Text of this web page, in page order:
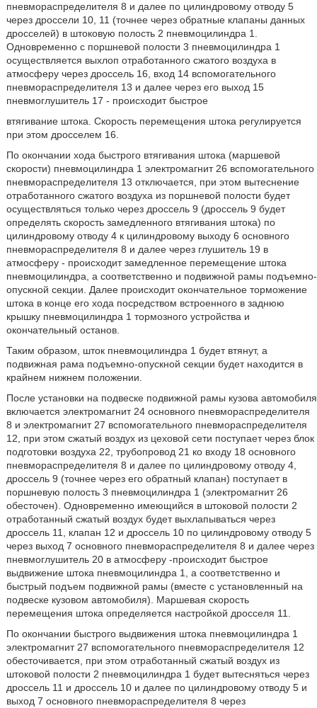
пневмораспределителя 8 и далее по цилиндровому отводу 5
через дроссели 10, 11 (точнее через обратные клапаны данных
дросселей) в штоковую полость 2 пневмоцилиндра 1.
Одновременно с поршневой полости 3 пневмоцилиндра 1
осуществляется выхлоп отработанного сжатого воздуха в
атмосферу через дроссель 16, вход 14 вспомогательного
пневмораспределителя 13 и далее через его выход 15
пневмоглушитель 17 - происходит быстрое
втягивание штока. Скорость перемещения штока регулируется
при этом дросселем 16.
По окончании хода быстрого втягивания штока (маршевой
скорости) пневмоцилиндра 1 электромагнит 26 вспомогательного
пневмораспределителя 13 отключается, при этом вытеснение
отработанного сжатого воздуха из поршневой полости будет
осуществляться только через дроссель 9 (дроссель 9 будет
определять скорость замедленного втягивания штока) по
цилиндровому отводу 4 к цилиндровому выходу 6 основного
пневмораспределителя 8 и далее через глушитель 19 в
атмосферу - происходит замедленное перемещение штока
пневмоцилиндра, а соответственно и подвижной рамы подъемно-
опускной секции. Далее происходит окончательное торможение
штока в конце его хода посредством встроенного в заднюю
крышку пневмоцилиндра 1 тормозного устройства и
окончательный останов.
Таким образом, шток пневмоцилиндра 1 будет втянут, а
подвижная рама подъемно-опускной секции будет находится в
крайнем нижнем положении.
После установки на подвеске подвижной рамы кузова автомобиля
включается электромагнит 24 основного пневмораспределителя
8 и электромагнит 27 вспомогательного пневмораспределителя
12, при этом сжатый воздух из цеховой сети поступает через блок
подготовки воздуха 22, трубопровод 21 ко входу 18 основного
пневмораспределителя 8 и далее по цилиндровому отводу 4,
дроссель 9 (точнее через его обратный клапан) поступает в
поршневую полость 3 пневмоцилиндра 1 (электромагнит 26
обесточен). Одновременно имеющийся в штоковой полости 2
отработанный сжатый воздух будет выхлапываться через
дроссель 11, клапан 12 и дроссель 10 по цилиндровому отводу 5
через выход 7 основного пневмораспределителя 8 и далее через
пневмоглушитель 20 в атмосферу -происходит быстрое
выдвижение штока пневмоцилиндра 1, а соответственно и
быстрый подъем подвижной рамы (вместе с установленный на
подвеске кузовом автомобиля). Маршевая скорость
перемещения штока определяется настройкой дросселя 11.
По окончании быстрого выдвижения штока пневмоцилиндра 1
электромагнит 27 вспомогательного пневмораспределителя 12
обесточивается, при этом отработанный сжатый воздух из
штоковой полости 2 пневмоцилиндра 1 будет вытесняться через
дроссель 11 и дроссель 10 и далее по цилиндровому отводу 5 и
выход 7 основного пневмораспределителя 8 через